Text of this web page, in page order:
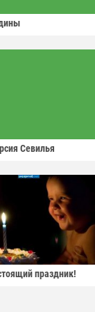
Севилья
праздник!